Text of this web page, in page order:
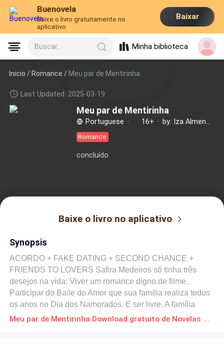
Buenovela
Baixe o livro gratuitamente no
aplicativo
Baixar
Buscar... Minha biblioteca
Inicio /Romance / Meu par de Mentirinha
Last Updated: 2025-03-19
Meu par de Mentirinha
Portuguese · 16+ ·
Romance
concluído
Baixe o livro no aplicativo
Synopsis
ACORDO + FAKE DATING + SECOND CHANCE +
FRIENDS TO LOVERS Safira Medeiros só tinha três
desejos na vida: Viver um romance digno de filme.
Participar do Baile do Amor que sua família realiza todos
os anos no Dia dos Namorados. E ser livre. A família
Medeiros vive de status há décadas, escondendo a
Meu par de Mentirinha Download gratuito de Novelas Online em PDF